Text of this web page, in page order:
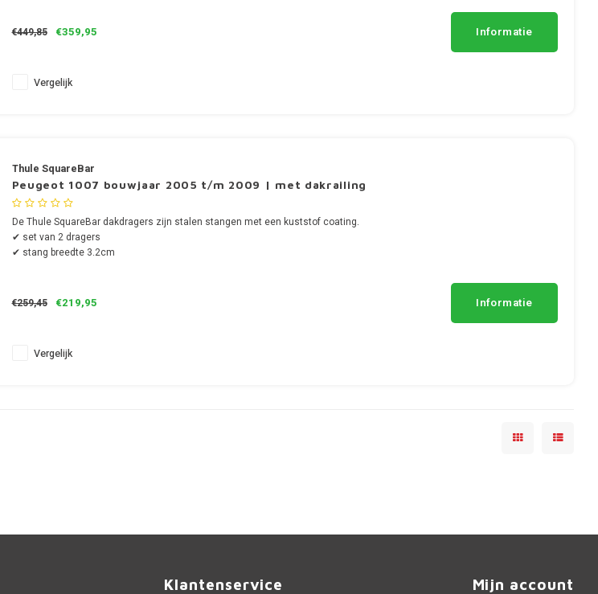
€449,85 €359,95 Informatie
Vergelijk
Thule SquareBar
Peugeot 1007 bouwjaar 2005 t/m 2009 | met dakrailing
De Thule SquareBar dakdragers zijn stalen stangen met een kuststof coating.
✔ set van 2 dragers
✔ stang breedte 3.2cm
€259,45 €219,95 Informatie
Vergelijk
Klantenservice Mijn account